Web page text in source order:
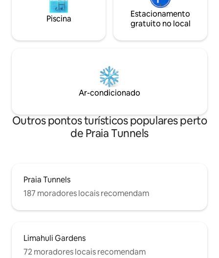
Piscina
Estacionamento
gratuito no local
Ar-condicionado
Outros pontos turísticos populares perto
de Praia Tunnels
Praia Tunnels
187 moradores locais recomendam
Limahuli Gardens
72 moradores locais recomendam